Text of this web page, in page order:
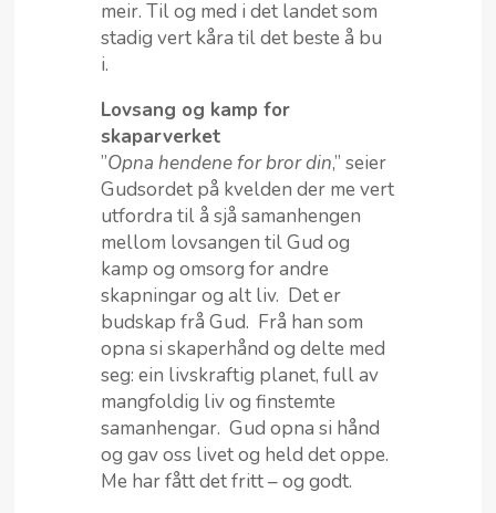
meir. Til og med i det landet som
stadig vert kåra til det beste å bu
i.
Lovsang og kamp for
skaparverket
”Opna hendene for bror din,” seier
Gudsordet på kvelden der me vert
utfordra til å sjå samanhengen
mellom lovsangen til Gud og
kamp og omsorg for andre
skapningar og alt liv. Det er
budskap frå Gud. Frå han som
opna si skaperhånd og delte med
seg: ein livskraftig planet, full av
mangfoldig liv og finstemte
samanhengar. Gud opna si hånd
og gav oss livet og held det oppe.
Me har fått det fritt – og godt.